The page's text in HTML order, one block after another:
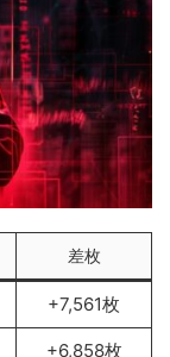
差枚
+7,561枚
+6,858枚